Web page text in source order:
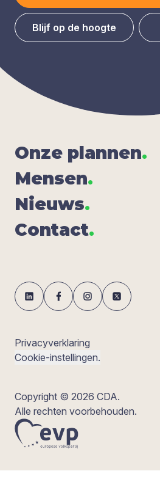
Blijf op de hoogte
Onze plan­nen.
Men­sen.
Nieuws.
Con­tact.
Privacyverklaring
Cookie-instellingen.
Copyright © 2026 CDA.
Alle rechten voorbehouden.